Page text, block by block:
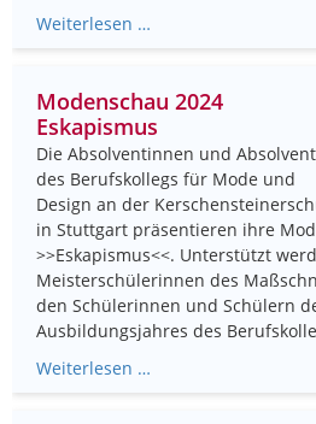
Weiterlesen …
Modenschau 2024
Eskapismus
Die Absolventinnen und
des Berufskollegs für Mode und
Design an der
in Stuttgart präsentieren ihre
>>Eskapismus<<. Unterstützt
Meisterschülerinnen des
den Schülerinnen und Schülern
Ausbildungsjahres des
Weiterlesen …